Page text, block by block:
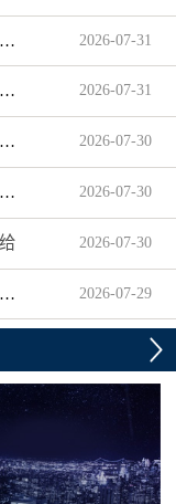
关知识产权技术调查官制度落地济南自贸片区 2026-07-31
严厉打击编造传播涉汛涉灾网络谣言 2026-07-31
市市场监管委关于印发《天津市连锁企业食品经营许可“先证后核”信用承诺审批实施办法》的通知 2026-07-30
黑龙江：出台医疗卫生领域人工智能应用工作实施方案 2026-07-30
2026-07-30
印发天津市机动车驾驶员培训机构及教练员综合信用评价管理办法的通知 2026-07-29